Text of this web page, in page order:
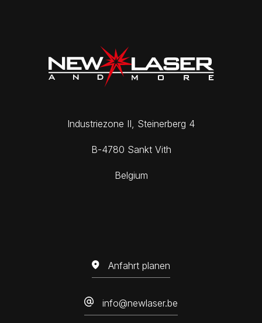
Industriezone II, Steinerberg 4
B-4780 Sankt Vith
Belgium
Anfahrt planen
info@newlaser.be